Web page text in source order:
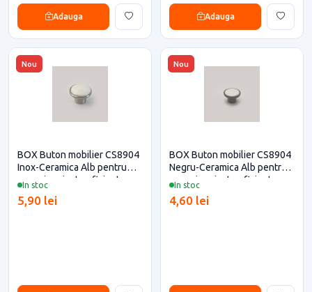
Adauga Adauga
Nou
In stoc
BOX Buton mobilier CS8904
Inox-Ceramica Alb pentru
casa si proiecte eficiente
5,90 lei
Nou
In stoc
BOX Buton mobilier CS8904
Negru-Ceramica Alb pentru
casa si proiecte eficiente
4,60 lei